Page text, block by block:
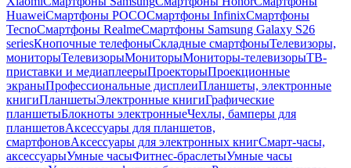
HuaweiСмартфоны POCOСмартфоны InfinixСмартфоны
TecnoСмартфоны RealmeСмартфоны Samsung Galaxy S26
seriesКнопочные телефоныСкладные смартфоныТелевизоры,
мониторыТелевизорыМониторыМониторы-телевизорыТВ-
приставки и медиаплеерыПроекторыПроекционные
экраныПрофессиональные дисплеиПланшеты, электронные
книгиПланшетыЭлектронные книгиГрафические
планшетыБлокноты электронныеЧехлы, бамперы для
планшетовАксессуары для планшетов,
смартфоновАксессуары для электронных книгСмарт-часы,
аксессуарыУмные часыФитнес-браслетыУмные часы